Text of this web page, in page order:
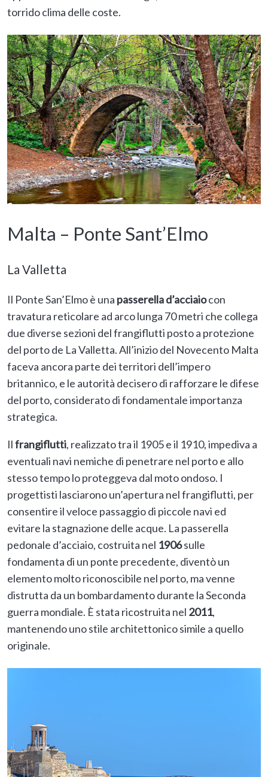
torrido clima delle coste.
Malta – Ponte Sant’Elmo
La Valletta
Il Ponte San’Elmo è una passerella d’acciaiocon
travatura reticolare ad arco lunga 70 metri che collega
due diverse sezioni del frangiflutti posto a protezione
del porto de La Valletta. All’inizio del Novecento Malta
faceva ancora parte dei territori dell’impero
britannico, e le autorità decisero di rafforzare le difese
del porto, considerato di fondamentale importanza
strategica.
Ilfrangiflutti, realizzato tra il 1905 e il 1910, impediva a
eventuali navi nemiche di penetrare nel porto e allo
stesso tempo lo proteggeva dal moto ondoso. I
progettisti lasciarono un’apertura nel frangiflutti, per
consentire il veloce passaggio di piccole navi ed
evitare la stagnazione delle acque. La passerella
pedonale d’acciaio, costruita nel 1906sulle
fondamenta di un ponte precedente, diventò un
elemento molto riconoscibile nel porto, ma venne
distrutta da un bombardamento durante la Seconda
guerra mondiale. È stata ricostruita nel 2011,
mantenendo uno stile architettonico simile a quello
originale.